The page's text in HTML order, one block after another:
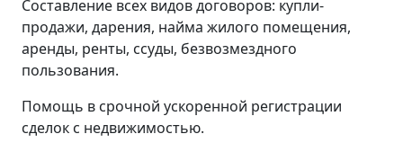
Составление всех видов договоров: купли-
продажи, дарения, найма жилого помещения,
аренды, ренты, ссуды, безвозмездного
пользования.
Помощь в срочной ускоренной регистрации
сделок с недвижимостью.